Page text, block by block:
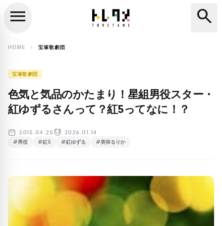
search
menu search
HOME chevron_right 宝塚歌劇団
宝塚歌劇団
色気と気品のかたまり！星組男役スター・
紅ゆずるさんって？紅5ってなに！？
2015.04.25 2026.01.14
#男役 #紅5 #紅ゆずる #美弥るりか